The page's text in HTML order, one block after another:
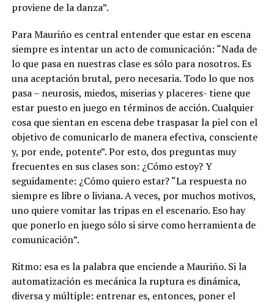
proviene de la danza”.
Para Mauriño es central entender que estar en escena
siempre es intentar un acto de comunicación: “Nada de
lo que pasa en nuestras clase es sólo para nosotros. Es
una aceptación brutal, pero necesaria. Todo lo que nos
pasa – neurosis, miedos, miserias y placeres- tiene que
estar puesto en juego en términos de acción. Cualquier
cosa que sientan en escena debe traspasar la piel con el
objetivo de comunicarlo de manera efectiva, consciente
y, por ende, potente”. Por esto, dos preguntas muy
frecuentes en sus clases son: ¿Cómo estoy? Y
seguidamente: ¿Cómo quiero estar? “La respuesta no
siempre es libre o liviana. A veces, por muchos motivos,
uno quiere vomitar las tripas en el escenario. Eso hay
que ponerlo en juego sólo si sirve como herramienta de
comunicación”.
Ritmo: esa es la palabra que enciende a Mauriño. Si la
automatización es mecánica la ruptura es dinámica,
diversa y múltiple: entrenar es, entonces, poner el